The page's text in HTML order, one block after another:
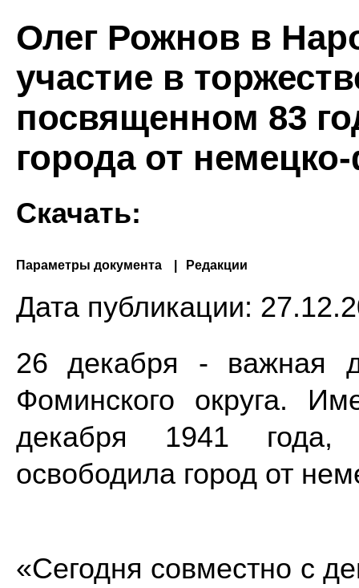
Олег Рожнов в
участие в
посвященном 83
города от
Скачать:
Параметры документа Редакции
Дата публикации:
26 декабря - важная
Фоминского округа.
декабря 1941 года,
освободила город от
«Сегодня совместно с